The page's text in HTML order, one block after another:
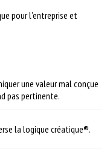
pour l’entreprise et
une valeur mal conçue
pas pertinente.
la logique créatique®.